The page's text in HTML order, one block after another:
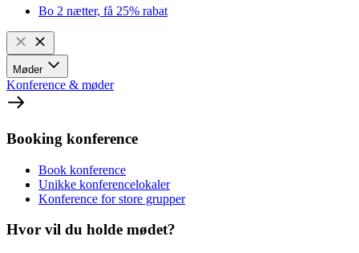
Bo 2 nætter, få 25% rabat
Møder
Konference & møder
Booking konference
Book konference
Unikke konferencelokaler
Konference for store grupper
Hvor vil du holde mødet?